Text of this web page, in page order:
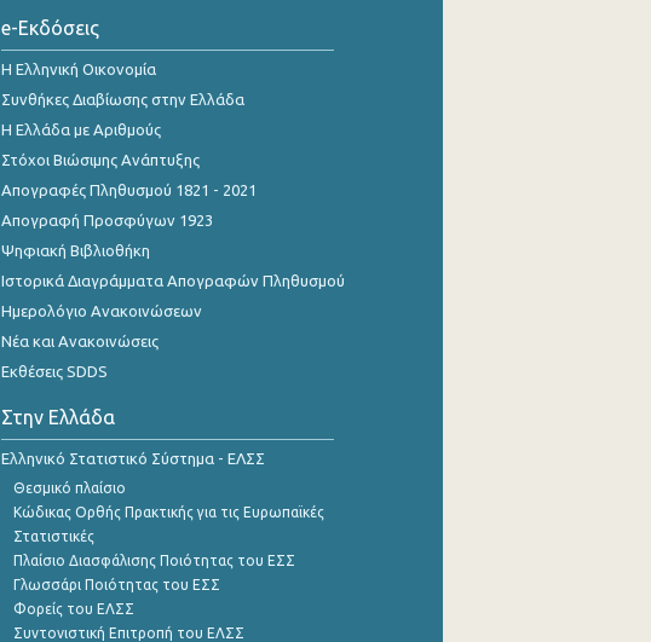
e-Εκδόσεις
Η Ελληνική Οικονομία
Συνθήκες Διαβίωσης στην Ελλάδα
Η Ελλάδα με Αριθμούς
Στόχοι Βιώσιμης Ανάπτυξης
Απογραφές Πληθυσμού 1821 - 2021
Απογραφή Προσφύγων 1923
Ψηφιακή Βιβλιοθήκη
Ιστορικά Διαγράμματα Απογραφών Πληθυσμού
Ημερολόγιο Ανακοινώσεων
Νέα και Ανακοινώσεις
Εκθέσεις SDDS
Στην Ελλάδα
Ελληνικό Στατιστικό Σύστημα - ΕΛΣΣ
Θεσμικό πλαίσιο
Κώδικας Ορθής Πρακτικής για τις Ευρωπαϊκές
Στατιστικές
Πλαίσιο Διασφάλισης Ποιότητας του ΕΣΣ
Γλωσσάρι Ποιότητας του ΕΣΣ
Φορείς του ΕΛΣΣ
Συντονιστική Επιτροπή του ΕΛΣΣ